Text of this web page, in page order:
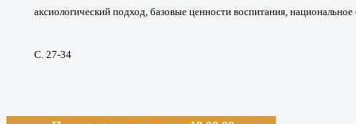
аксиологический подход, базовые ценности воспитания,
С. 27-34